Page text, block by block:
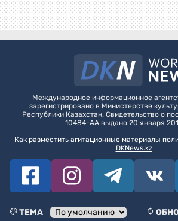
Международное информационное
зарегистрировано в Министерстве
Республики Казахстан. Свидетельство о
10484-АА выдано 20 января
Как разместить агитационные материалы
DKNews.kz
ТЕМА